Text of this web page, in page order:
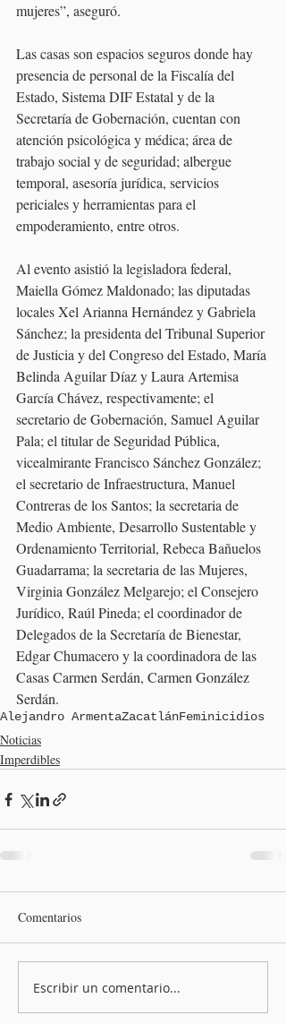
mujeres”, aseguró.
Las casas son espacios seguros donde hay
presencia de personal de la Fiscalía del
Estado, Sistema DIF Estatal y de la
Secretaría de Gobernación, cuentan con
atención psicológica y médica; área de
trabajo social y de seguridad; albergue
temporal, asesoría jurídica, servicios
periciales y herramientas para el
empoderamiento, entre otros.
Al evento asistió la legisladora federal,
Maiella Gómez Maldonado; las diputadas
locales Xel Arianna Hernández y Gabriela
Sánchez; la presidenta del Tribunal Superior
de Justicia y del Congreso del Estado, María
Belinda Aguilar Díaz y Laura Artemisa
García Chávez, respectivamente; el
secretario de Gobernación, Samuel Aguilar
Pala; el titular de Seguridad Pública,
vicealmirante Francisco Sánchez González;
el secretario de Infraestructura, Manuel
Contreras de los Santos; la secretaria de
Medio Ambiente, Desarrollo Sustentable y
Ordenamiento Territorial, Rebeca Bañuelos
Guadarrama; la secretaria de las Mujeres,
Virginia González Melgarejo; el Consejero
Jurídico, Raúl Pineda; el coordinador de
Delegados de la Secretaría de Bienestar,
Edgar Chumacero y la coordinadora de las
Casas Carmen Serdán, Carmen González
Serdán.
Alejandro ArmentaZacatlánFeminicidios
Noticias
Imperdibles
Comentarios
Escribir un comentario...